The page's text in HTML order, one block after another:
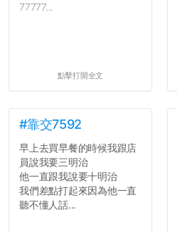
77777...
點擊打開全文
#靠交7592
早上去買早餐的時候我跟店
員說我要三明治
他一直跟我說要十明治
我們差點打起來因為他一直
聽不懂人話...